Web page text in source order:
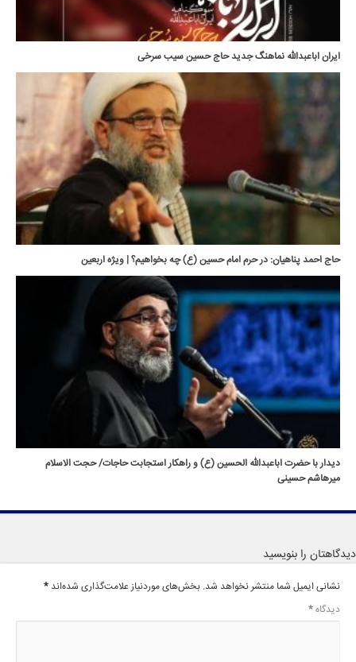
ایران اباعبدالله نماهنگ جدید حاج حسین سیب سرخی
حاج احمد پناهیان: در حرم امام حسین (ع) چه بخواهیم؟ | ویژه اربعین
دیدار با حضرت اباعبدالله الحسین (ع) و راهکار استجابت حاجات/ حجت الاسلام
میرهاشم حسینی
دیدگاهتان را بنویسید
نشانی ایمیل شما منتشر نخواهد شد. بخش‌های موردنیاز علامت‌گذاری شده‌اند *
دیدگاه*